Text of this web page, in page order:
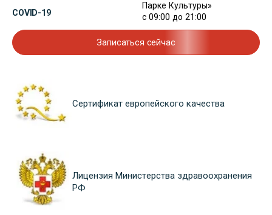
COVID-19
Парке Культуры»
с 09:00 до 21:00
Записаться сейчас
Сертификат европейского качества
Лицензия Министерства здравоохранения
РФ